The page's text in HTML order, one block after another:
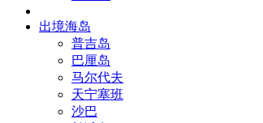
出境海岛
普吉岛
巴厘岛
马尔代夫
天宁塞班
沙巴